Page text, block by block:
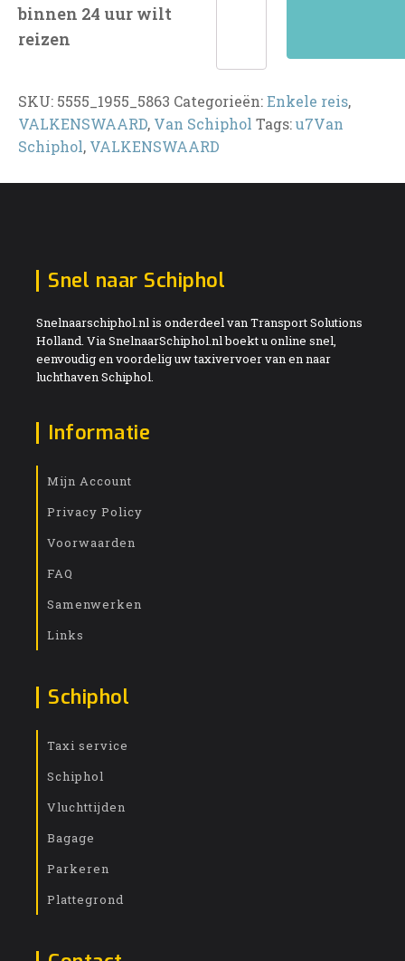
binnen 24 uur wilt
reizen
SKU: 5555_1955_5863 Categorieën:Enkele reis,
VALKENSWAARD, Van Schiphol Tags:u7Van
Schiphol, VALKENSWAARD
Snel naar Schiphol
Snelnaarschiphol.nl is onderdeel van Transport Solutions
Holland. Via SnelnaarSchiphol.nl boekt u online snel,
eenvoudig en voordelig uw taxivervoer van en naar
luchthaven Schiphol.
Informatie
Mijn Account
Privacy Policy
Voorwaarden
FAQ
Samenwerken
Links
Schiphol
Taxi service
Schiphol
Vluchttijden
Bagage
Parkeren
Plattegrond